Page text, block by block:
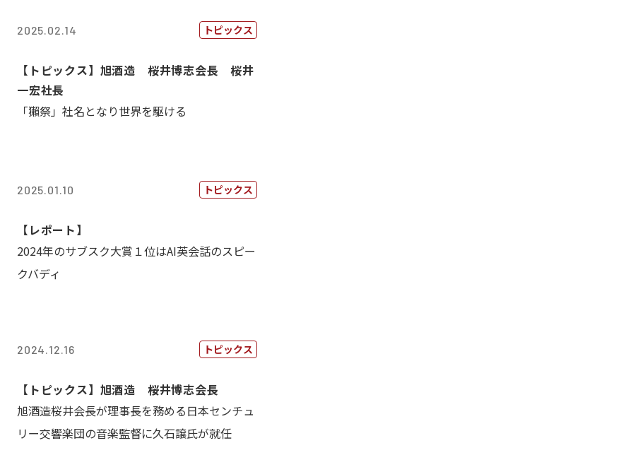
2025.02.14 トピックス
【トピックス】旭酒造 桜井博志会長 桜井
一宏社長
「獺祭」社名となり世界を駆ける
2025.01.10 トピックス
【レポート】
2024年のサブスク大賞１位はAI英会話のスピー
クバディ
2024.12.16 トピックス
【トピックス】旭酒造 桜井博志会長
旭酒造桜井会長が理事長を務める日本センチュ
リー交響楽団の音楽監督に久石譲氏が就任